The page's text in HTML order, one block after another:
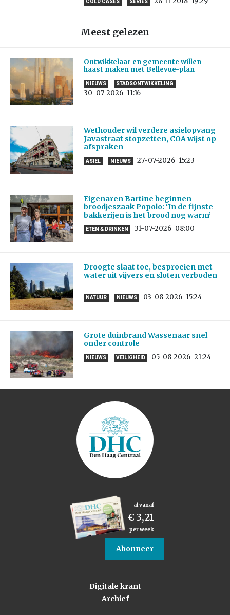
COLD CASES SERIES
Meest gelezen
Ontwikkelaar en gemeente willen
haast maken met Bellevue-plan
NIEUWS STADSONTWIKKELING
30-07-2026 11:16
Wethouder wil verdere asielopvang
Javastraat stopzetten, COA wijst op
afspraken
ASIEL NIEUWS 27-07-2026 15:23
Eigenaren Bartine beginnen
broodjeszaak Popolo: ‘In de fijnste
bakkerijen is het brood nog warm’
ETEN & DRINKEN 31-07-2026 08:00
Droogte slaat toe, besproeien met
water uit vijvers en sloten verboden
NATUUR NIEUWS 03-08-2026 15:24
Grote duinbrand Wassenaar snel
onder controle
NIEUWS VEILIGHEID 05-08-2026 21:24
al vanaf
€ 3,21
per week
Abonneer
Digitale krant
Archief